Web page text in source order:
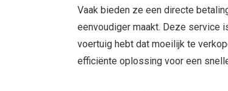
Vaak bieden ze een directe
eenvoudiger maakt. Deze service
voertuig hebt dat moeilijk te
efficiënte oplossing voor een